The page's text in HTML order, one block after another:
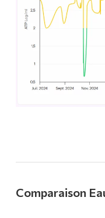
Comparaison